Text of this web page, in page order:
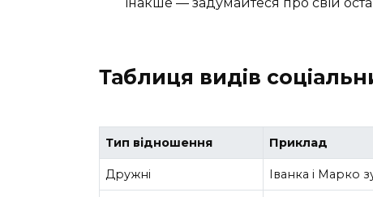
інакше — задумайтеся про свій
Таблиця видів
Тип відношення Приклад
Дружні Іванка і Марко